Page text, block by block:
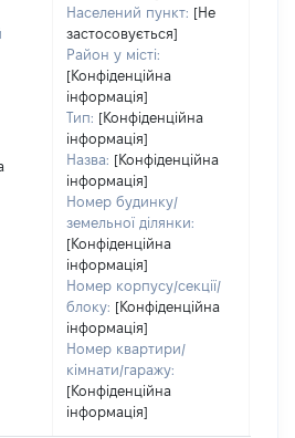
Населений пункт: [Не
застосовується]
Район у місті:
[Конфіденційна
інформація]
Тип: [Конфіденційна
інформація]
Назва: [Конфіденційна
інформація]
Номер будинку/
земельної ділянки:
[Конфіденційна
інформація]
Номер корпусу/секції/
блоку: [Конфіденційна
інформація]
Номер квартири/
кімнати/гаражу:
[Конфіденційна
інформація]